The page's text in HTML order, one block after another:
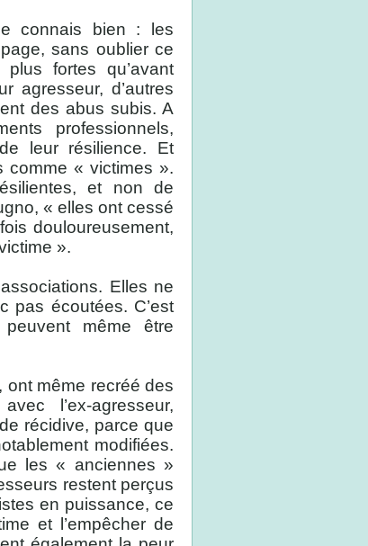
connais bien : les
sans oublier ce
fortes qu’avant
agresseur, d’autres
des abus subis. A
professionnels,
leur résilience. Et
comme « victimes ».
et non de
« elles ont cessé
douloureusement,
».
Elles ne
pas écoutées. C’est
même être
ont même recréé des
l’ex-agresseur,
récidive, parce que
modifiées.
les « anciennes »
restent perçus
en puissance, ce
et l’empêcher de